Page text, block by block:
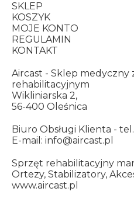
SKLEP
KOSZYK
MOJE KONTO
REGULAMIN
KONTAKT
Aircast - Sklep medyczny
rehabilitacyjnym
Wikliniarska 2,
56-400 Oleśnica
Biuro Obsługi Klienta -
E-mail: info@aircast.pl
Sprzęt rehabilitacyjny
Ortezy, Stabilizatory,
www.aircast.pl